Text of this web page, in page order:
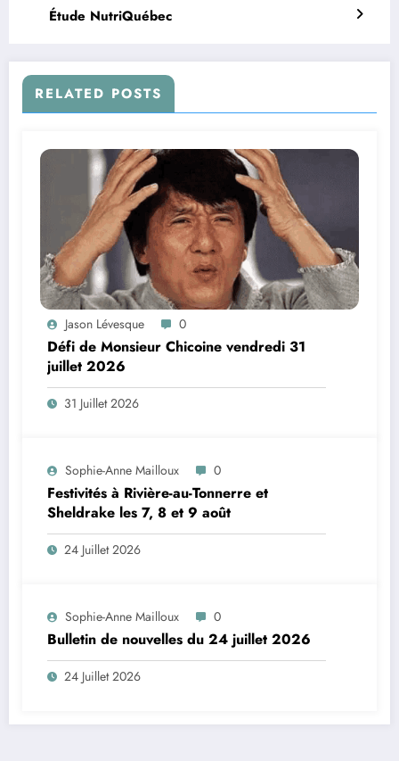
Étude NutriQuébec
RELATED POSTS
Jason Lévesque 0
Défi de Monsieur Chicoine vendredi 31
juillet 2026
31 Juillet 2026
Sophie-Anne Mailloux 0
Festivités à Rivière-au-Tonnerre et
Sheldrake les 7, 8 et 9 août
24 Juillet 2026
Sophie-Anne Mailloux 0
Bulletin de nouvelles du 24 juillet 2026
24 Juillet 2026